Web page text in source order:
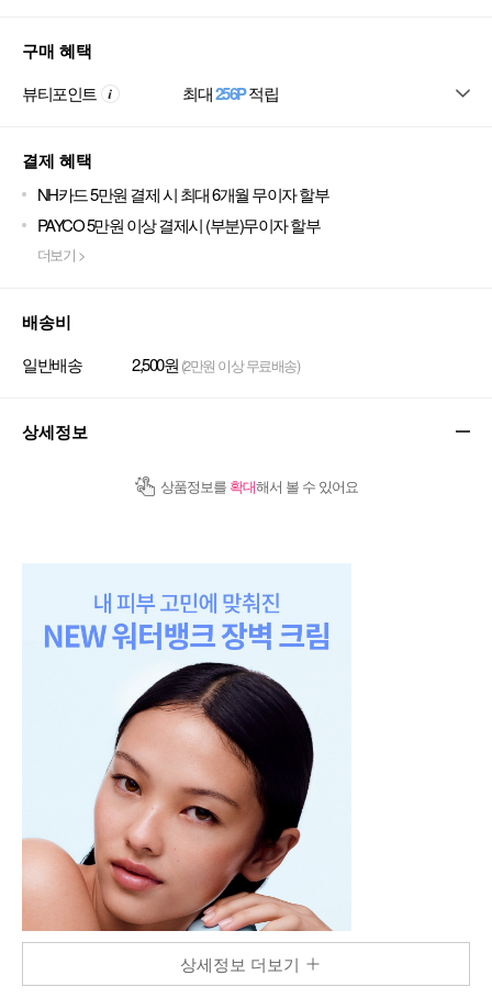
구매 혜택
뷰티포인트 최대256P적립
결제 혜택
NH카드 5만원 결제 시 최대 6개월 무이자 할부
PAYCO 5만원 이상 결제시 (부분)무이자 할부
더보기 >
배송비
일반배송 2,500원 (2만원 이상 무료배송)
상세정보
상품정보를 확대해서 볼 수 있어요
상세정보 더보기